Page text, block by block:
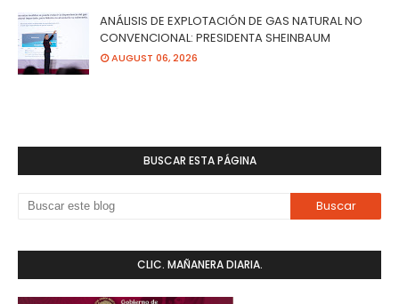
ANÁLISIS DE EXPLOTACIÓN DE GAS NATURAL NO
CONVENCIONAL: PRESIDENTA SHEINBAUM
AUGUST 06, 2026
BUSCAR ESTA PÁGINA
CLIC. MAÑANERA DIARIA.